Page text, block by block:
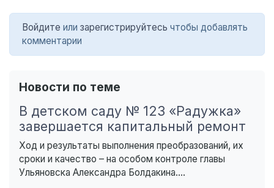
Войдите или зарегистрируйтесь чтобы добавлять
комментарии
Новости по теме
В детском саду № 123 «Радужка»
завершается капитальный ремонт
Ход и результаты выполнения преобразований, их
сроки и качество – на особом контроле главы
Ульяновска Александра Болдакина....